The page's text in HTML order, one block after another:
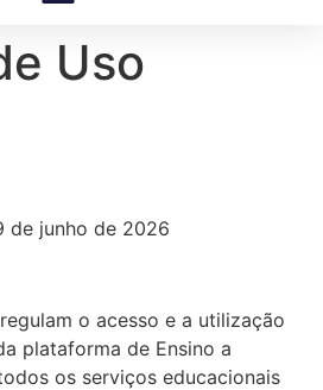
Uso
de junho de 2026
o acesso e a utilização
plataforma de Ensino a
os serviços educacionais